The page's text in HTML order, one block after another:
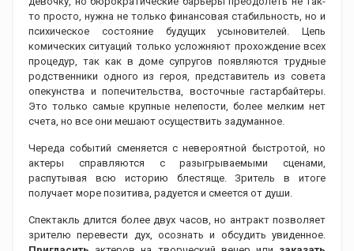
то просто, нужна не только финансовая стабильность, но и
психическое состояние будущих усыновителей. Цепь
комических ситуаций только усложняют прохождение всех
процедур, так как в доме супругов появляются трудные
родственники одного из героя, представитель из совета
опекунства и попечительства, восточные гастарбайтеры.
Это только самые крупные нелепости, более мелким нет
счета, но все они мешают осуществить задуманное.
Череда событий сменяется с невероятной быстротой, но
актеры справляются с разыгрываемыми сценами,
распутывая всю историю блестяще. Зритель в итоге
получает море позитива, радуется и смеется от души.
Спектакль длится более двух часов, но антракт позволяет
зрителю перевести дух, осознать и обсудить увиденное.